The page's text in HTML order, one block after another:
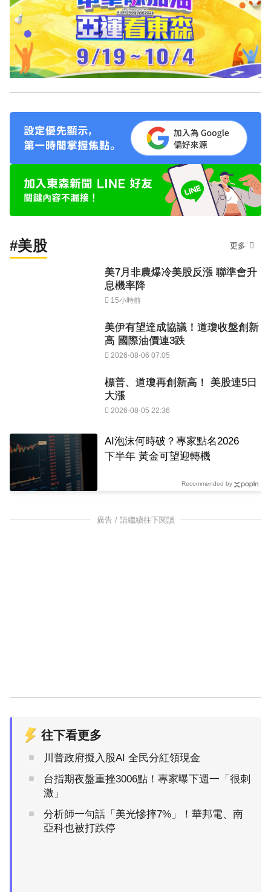
#美股 更多
美7月非農爆冷美股反漲 聯準會升
息機率降
15小時前
美伊有望達成協議！道瓊收盤創新
高 國際油價連3跌
2026-08-06 07:05
標普、道瓊再創新高！ 美股連5日
大漲
2026-08-05 22:36
AI泡沫何時破？專家點名2026
下半年 黃金可望迎轉機
Recommended by
廣告 / 請繼續往下閱讀
往下看更多
川普政府擬入股AI 全民分紅領現金
台指期夜盤重挫3006點！專家曝下週一「很刺
激」
分析師一句話「美光慘摔7%」！華邦電、南
亞科也被打跌停